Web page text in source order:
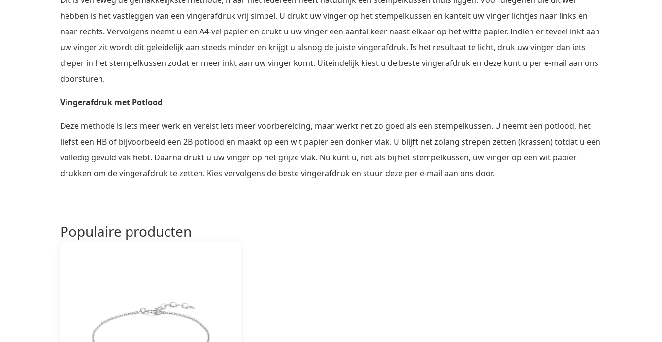
hebben is het vastleggen van een vingerafdruk vrij simpel. U drukt uw vinger op het stempelkussen en kantelt uw vinger lichtjes naar links en
naar rechts. Vervolgens neemt u een A4-vel papier en drukt u uw vinger een aantal keer naast elkaar op het witte papier. Indien er teveel inkt aan
uw vinger zit wordt dit geleidelijk aan steeds minder en krijgt u alsnog de juiste vingerafdruk. Is het resultaat te licht, druk uw vinger dan iets
dieper in het stempelkussen zodat er meer inkt aan uw vinger komt. Uiteindelijk kiest u de beste vingerafdruk en deze kunt u per e-mail aan ons
doorsturen.
Vingerafdruk met Potlood
Deze methode is iets meer werk en vereist iets meer voorbereiding, maar werkt net zo goed als een stempelkussen. U neemt een potlood, het
liefst een HB of bijvoorbeeld een 2B potlood en maakt op een wit papier een donker vlak. U blijft net zolang strepen zetten (krassen) totdat u een
volledig gevuld vak hebt. Daarna drukt u uw vinger op het grijze vlak. Nu kunt u, net als bij het stempelkussen, uw vinger op een wit papier
drukken om de vingerafdruk te zetten. Kies vervolgens de beste vingerafdruk en stuur deze per e-mail aan ons door.
Populaire producten